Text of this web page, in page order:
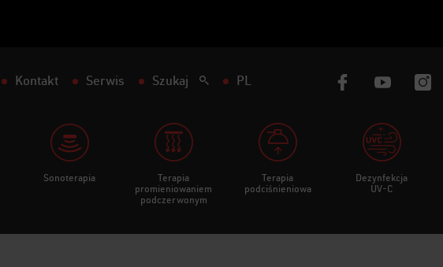
Kontakt Serwis Szukaj PL
Sonoterapia
Terapia
promieniowaniem
podczerwonym
Terapia
podciśnieniowa
Dezynfekcja
UV-C